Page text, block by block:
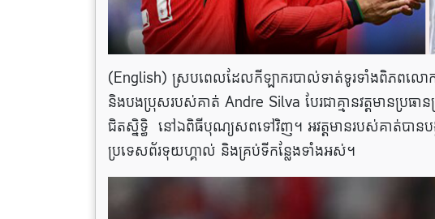
(English) ស្របពេលដែលកីឡាករបាល់ទាត់ទូរទាំងពិភពលោ
និងបងប្រុសរបស់គាត់ Andre Silva បែរជាគ្មានវត្តមានប្រធ
ជិតស្និទ្ធិ នៅឯពិធីបុណ្យសពទៅវិញ។ អវត្តមានរបស់គាត់បាន
ប្រទេសព័រទុយហ្គាល់ និងគ្រប់ទីកន្លែងទាំងអស់។